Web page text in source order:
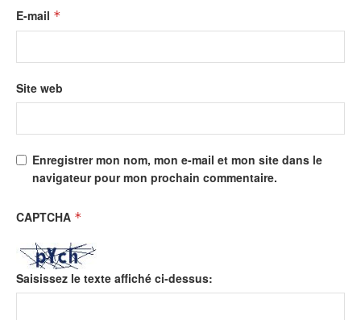
E-mail *
Site web
Enregistrer mon nom, mon e-mail et mon site dans le
navigateur pour mon prochain commentaire.
CAPTCHA *
Saisissez le texte affiché ci-dessus: